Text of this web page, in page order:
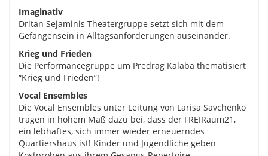
Imaginativ
Dritan Sejaminis Theatergruppe setzt sich mit dem
Gefangensein in Alltagsanforderungen auseinander.
Krieg und Frieden
Die Performancegruppe um Predrag Kalaba thematisiert
“Krieg und Frieden”!
Vocal Ensembles
Die Vocal Ensembles unter Leitung von Larisa Savchenko
tragen in hohem Maß dazu bei, dass der FREIRaum21,
ein lebhaftes, sich immer wieder erneuerndes
Quartiershaus ist! Kinder und Jugendliche geben